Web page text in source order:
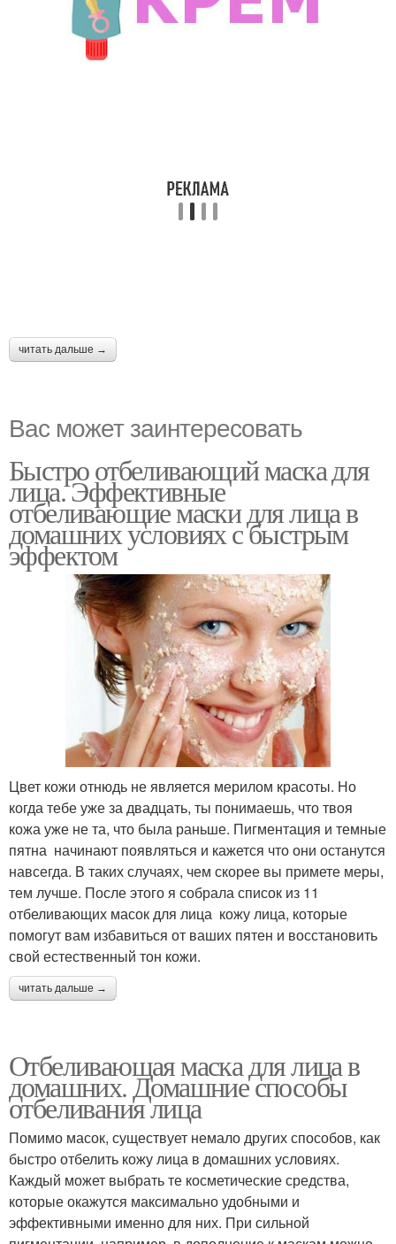
читать дальше →
Вас может заинтересовать
Быстро отбеливающий маска для
лица. Эффективные
отбеливающие маски для лица в
домашних условиях с быстрым
эффектом
Цвет кожи отнюдь не является мерилом красоты. Но
когда тебе уже за двадцать, ты понимаешь, что твоя
кожа уже не та, что была раньше. Пигментация и темные
пятна начинают появляться и кажется что они останутся
навсегда. В таких случаях, чем скорее вы примете меры,
тем лучше. После этого я собрала список из 11
отбеливающих масок для лица кожу лица, которые
помогут вам избавиться от ваших пятен и восстановить
свой естественный тон кожи.
читать дальше →
Отбеливающая маска для лица в
домашних. Домашние способы
отбеливания лица
Помимо масок, существует немало других способов, как
быстро отбелить кожу лица в домашних условиях.
Каждый может выбрать те косметические средства,
которые окажутся максимально удобными и
эффективными именно для них. При сильной